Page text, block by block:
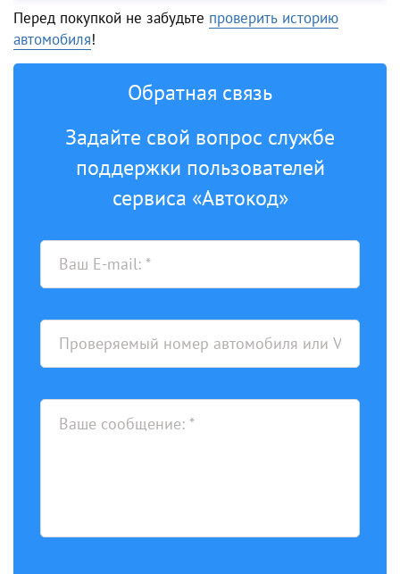
Перед покупкой не забудьте проверить историю
автомобиля!
Обратная связь
Задайте свой вопрос службе
поддержки пользователей
сервиса «Автокод»